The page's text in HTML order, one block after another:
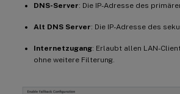
DNS-Server: Die IP-Adresse des
Alt DNS Server: Die IP-Adresse des
Internetzugang: Erlaubt allen LAN-
ohne weitere Filterung.